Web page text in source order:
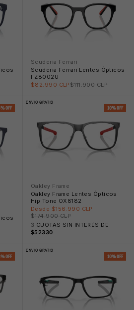
Scuderia Ferrari
Scuderia Ferrari Lentes Ópticos
FZ8002U
Precio rebajado
$82.990 CLPPrecio normal
$111.900 CLP
OFF
ENVIO GRATIS
10% OFF
Oakley Frame
Oakley Frame Lentes Ópticos
Hip Tone OX8182
Precio rebajado
Desde $156.990 CLP
Precio normal
$174.900 CLP
3 CUOTAS SIN INTERÉS DE
$52330
OFF
ENVIO GRATIS
10% OFF